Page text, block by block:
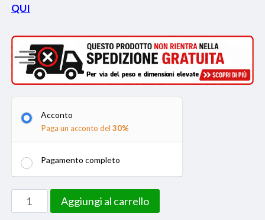
QUI
Acconto
Paga un acconto del30%
Pagamento completo
-
Aggiungi al carrello